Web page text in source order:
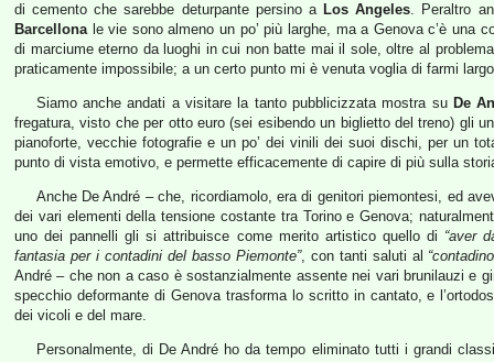
di cemento che sarebbe deturpante persino a Los Angeles. Peraltro
Barcellonale vie sono almeno un po’ più larghe, ma a Genova c’è una
di marciume eterno da luoghi in cui non batte mai il sole, oltre al
praticamente impossibile; a un certo punto mi è venuta voglia di farmi
Siamo anche andati a visitare la tanto pubblicizzata mostra su De
fregatura, visto che per otto euro (sei esibendo un biglietto del treno) gli
pianoforte, vecchie fotografie e un po’ dei vinili dei suoi dischi, per un
punto di vista emotivo, e permette efficacemente di capire di più sulla
Anche De André – che, ricordiamolo, era di genitori piemontesi, ed
dei vari elementi della tensione costante tra Torino e Genova;
uno dei pannelli gli si attribuisce come merito artistico quello di “aver
fantasia per i contadini del basso Piemonte”, con tanti saluti al
André – che non a caso è sostanzialmente assente nei vari brunilauzi e
specchio deformante di Genova trasforma lo scritto in cantato, e
dei vicoli e del mare.
Personalmente, di De André ho da tempo eliminato tutti i grandi